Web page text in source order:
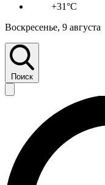
+31°C
Воскресенье, 9 августа
Поиск